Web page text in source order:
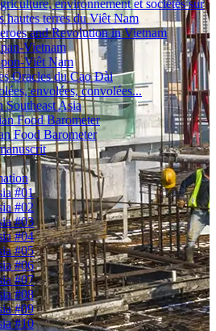
environnement et sociétés sur
hautes terres du Viêt Nam
and Revolution in Vietnam
Vietnam
Viêt Nam
Oracles du Cao Ðài
envolées, convolées...
Southeast Asia
Food Barometer
Food Barometer
#01
#02
#03
#04
#05
#06
#07
#08
#09
#10